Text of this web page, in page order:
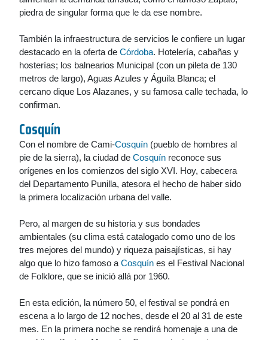
piedra de singular forma que le da ese nombre.
También la infraestructura de servicios le confiere un lugar
destacado en la oferta de Córdoba. Hotelería, cabañas y
hosterías; los balnearios Municipal (con un pileta de 130
metros de largo), Aguas Azules y Águila Blanca; el
cercano dique Los Alazanes, y su famosa calle techada, lo
confirman.
Cosquín
Con el nombre de Cami-Cosquín (pueblo de hombres al
pie de la sierra), la ciudad de Cosquín reconoce sus
orígenes en los comienzos del siglo XVI. Hoy, cabecera
del Departamento Punilla, atesora el hecho de haber sido
la primera localización urbana del valle.
Pero, al margen de su historia y sus bondades
ambientales (su clima está catalogado como uno de los
tres mejores del mundo) y riqueza paisajísticas, si hay
algo que lo hizo famoso a Cosquín es el Festival Nacional
de Folklore, que se inició allá por 1960.
En esta edición, la número 50, el festival se pondrá en
escena a lo largo de 12 noches, desde el 20 al 31 de este
mes. En la primera noche se rendirá homenaje a una de